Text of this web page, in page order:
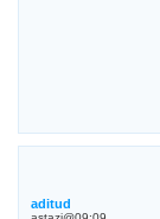
aditud